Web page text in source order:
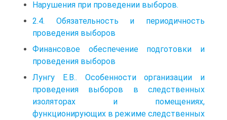
Нарушения при проведении выборов.
2.4. Обязательность и периодичность
проведения выборов
Финансовое обеспечение подготовки и
проведения выборов
Лунгу Е.В.. Особенности организации и
проведения выборов в следственных
изоляторах и помещениях,
функционирующих в режиме следственных